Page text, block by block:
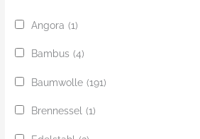
Angora (1)
Bambus (4)
Baumwolle (191)
Brennessel (1)